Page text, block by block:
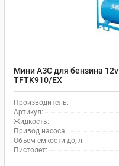
Мини АЗС для бензина
TFTK910/EX
Производитель:
Артикул:
Жидкость:
Привод насоса:
Объем емкости до, л:
Пистолет: